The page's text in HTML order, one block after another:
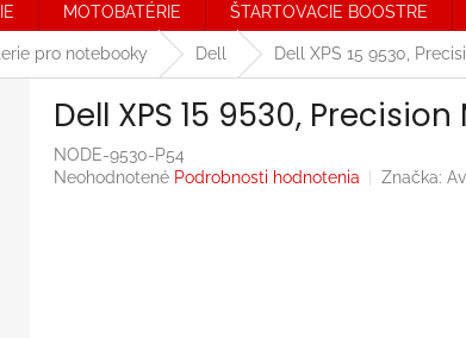
MOTOBATÉRIE ŠTARTOVACIE BOOSTRE
pro notebooky Dell Dell XPS 15 9530,
Dell XPS 15 9530,
NODE-9530-P54
Priemerné
Neohodnotené Podrobnosti hodnotenia Značka: